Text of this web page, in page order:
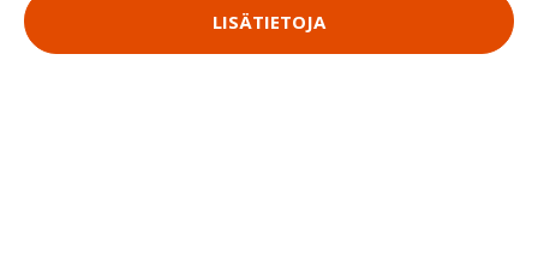
LISÄTIETOJA